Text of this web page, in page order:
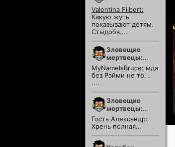
Valentina Filbert:
Какую жуть
показывают детям.
Стыдоба....
Зловещие
мертвецы:
Пекло
MyNameIsBruce: мда
без Рэйми не то. .
....
Зловещие
мертвецы:
Пекло
Гость Александр:
Хрень полная...